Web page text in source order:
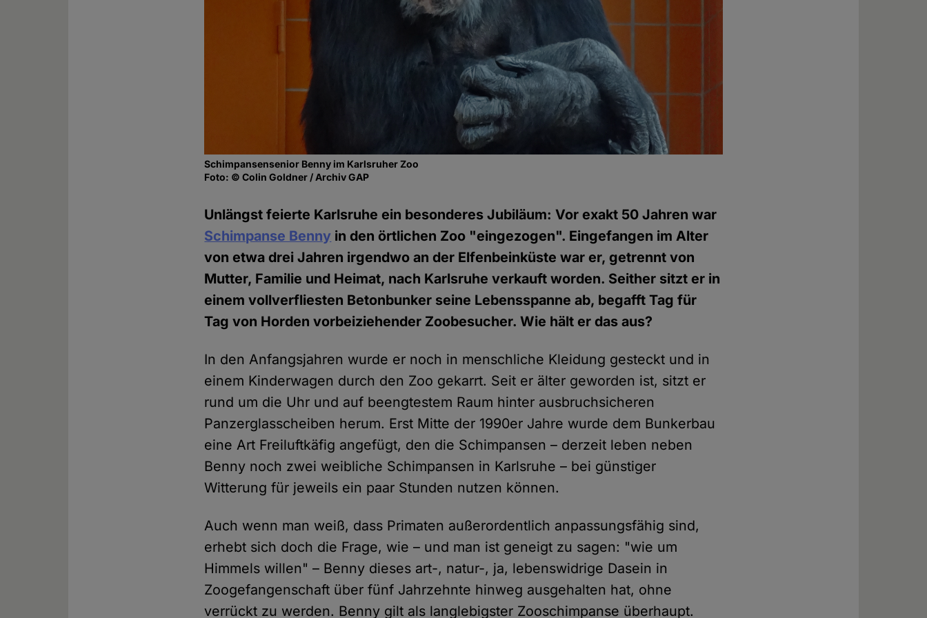
Schimpansensenior Benny im Karlsruher Zoo
Foto: © Colin Goldner / Archiv GAP
Unlängst feierte Karlsruhe ein besonderes Jubiläum: Vor exakt 50 Jahren war
Schimpanse Benny in den örtlichen Zoo "eingezogen". Eingefangen im Alter
von etwa drei Jahren irgendwo an der Elfenbeinküste war er, getrennt von
Mutter, Familie und Heimat, nach Karlsruhe verkauft worden. Seither sitzt er in
einem vollverfliesten Betonbunker seine Lebensspanne ab, begafft Tag für
Tag von Horden vorbeiziehender Zoobesucher. Wie hält er das aus?
In den Anfangsjahren wurde er noch in menschliche Kleidung gesteckt und in
einem Kinderwagen durch den Zoo gekarrt. Seit er älter geworden ist, sitzt er
rund um die Uhr und auf beengtestem Raum hinter ausbruchsicheren
Panzerglasscheiben herum. Erst Mitte der 1990er Jahre wurde dem Bunkerbau
eine Art Freiluftkäfig angefügt, den die Schimpansen – derzeit leben neben
Benny noch zwei weibliche Schimpansen in Karlsruhe – bei günstiger
Witterung für jeweils ein paar Stunden nutzen können.
Auch wenn man weiß, dass Primaten außerordentlich anpassungsfähig sind,
erhebt sich doch die Frage, wie – und man ist geneigt zu sagen: "wie um
Himmels willen" – Benny dieses art-, natur-, ja, lebenswidrige Dasein in
Zoogefangenschaft über fünf Jahrzehnte hinweg ausgehalten hat, ohne
verrückt zu werden. Benny gilt als langlebigster Zooschimpanse überhaupt.